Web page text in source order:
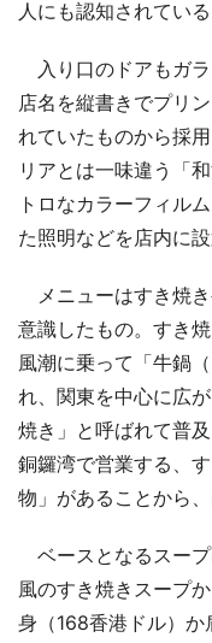
人にも認知されている
入り口のドアもガ
店名を縦書きでプリ
れていたものから採
リアとは一味違う「
トロなカラーフィル
た照明などを店内に設
メニューはすき焼
意識したもの。すき
風潮に乗って「牛鍋
れ、関東を中心に広
焼き」と呼ばれて普
銅鑼湾で営業する、
物」があることから
ベースとなるスー
風のすき焼きスープ
身（168香港ドル）